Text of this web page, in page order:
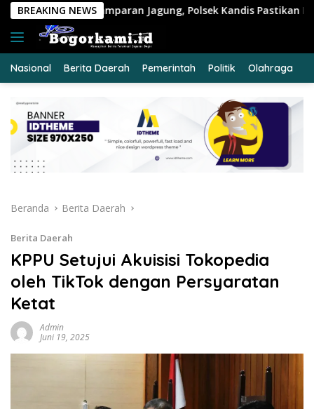
Langsung
konten
BREAKING NEWS
Jagung, Polsek Kandis Pastikan Ketahanan Pangan Tetap
Nasional Berita Daerah Pemerintah Politik Olahraga
Beranda Berita Daerah
Berita Daerah
KPPU Setujui Akuisisi Tokopedia
oleh TikTok dengan Persyaratan
Ketat
Admin
Juni 19, 2025